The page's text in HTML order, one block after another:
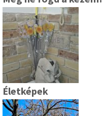
Életképek